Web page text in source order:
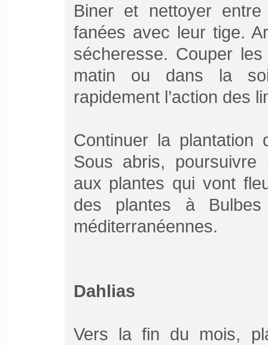
Biner et nettoyer
fanées avec leur tige.
sécheresse. Couper
matin ou dans la
rapidement l’action des
Continuer la plantation
Sous abris, poursuivre
aux plantes qui vont
des plantes à
méditerranéennes.
Dahlias
Vers la fin du mois,